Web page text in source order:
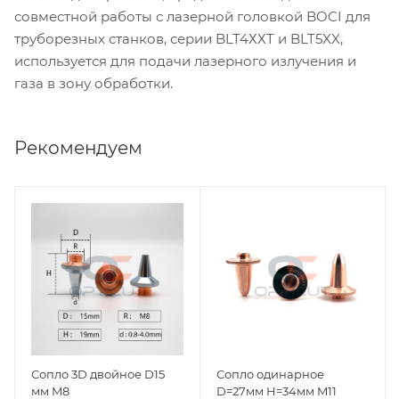
совместной работы с лазерной головкой BOCI для
труборезных станков, серии BLT4ХХT и BLT5XX,
используется для подачи лазерного излучения и
газа в зону обработки.
Рекомендуем
Сопло 3D двойное D15
мм M8
Сопло одинарное
D=27мм H=34мм M11